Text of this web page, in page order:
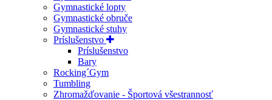
Gymnastické lopty
Gymnastické obruče
Gymnastické stuhy
Príslušenstvo
Príslušenstvo
Bary
Rocking´Gym
Tumbling
Zhromažďovanie - Športová všestrannosť